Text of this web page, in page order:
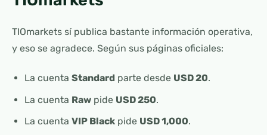
TIOmarkets sí publica bastante información operativa,
y eso se agradece. Según sus páginas oficiales:
La cuenta Standardparte desde USD 20.
La cuenta Rawpide USD 250.
La cuenta VIP Blackpide USD 1,000.